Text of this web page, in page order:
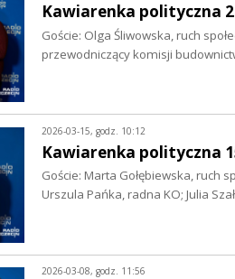
Kawiarenka polityczna
Goście: Olga Śliwowska, ruch
przewodniczący komisji
2026-03-15, godz. 10:12
Kawiarenka polityczna
Goście: Marta Gołębiewska, ruch
Urszula Pańka, radna KO; Julia
2026-03-08, godz. 11:56